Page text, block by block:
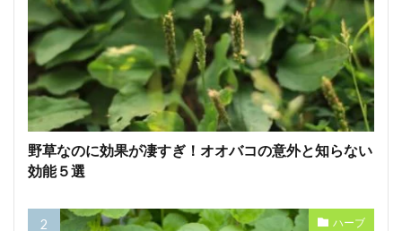
野草なのに効果が凄すぎ！オオバコの意外と知らない
効能５選
ハーブ